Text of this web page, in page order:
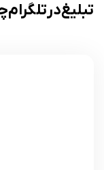
تبلیغ در